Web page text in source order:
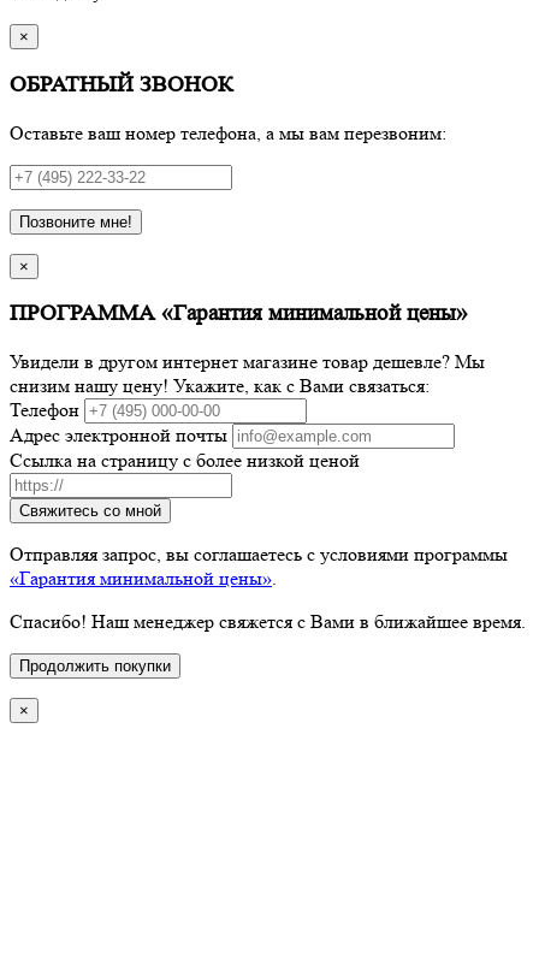
×
ОБРАТНЫЙ ЗВОНОК
Оставьте ваш номер телефона, а мы вам перезвоним:
Позвоните мне!
×
ПРОГРАММА «Гарантия минимальной цены»
Увидели в другом интернет магазине товар дешевле? Мы
снизим нашу цену! Укажите, как с Вами связаться:
Телефон
Адрес электронной почты
Ссылка на страницу с более низкой ценой
Свяжитесь со мной
Отправляя запрос, вы соглашаетесь с условиями программы
«Гарантия минимальной цены».
Спасибо! Наш менеджер свяжется с Вами в ближайшее время.
Продолжить покупки
×